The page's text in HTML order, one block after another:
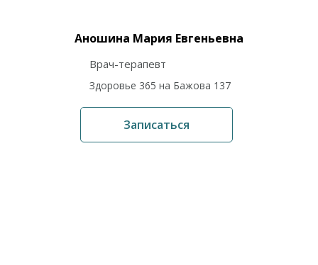
Аношина Мария Евгеньевна
Врач-терапевт
Здоровье 365 на Бажова 137
Записаться